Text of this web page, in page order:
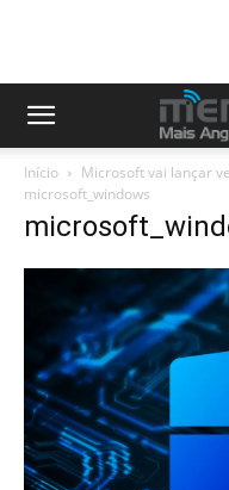
Início
Microsoft vai lançar
microsoft_windows